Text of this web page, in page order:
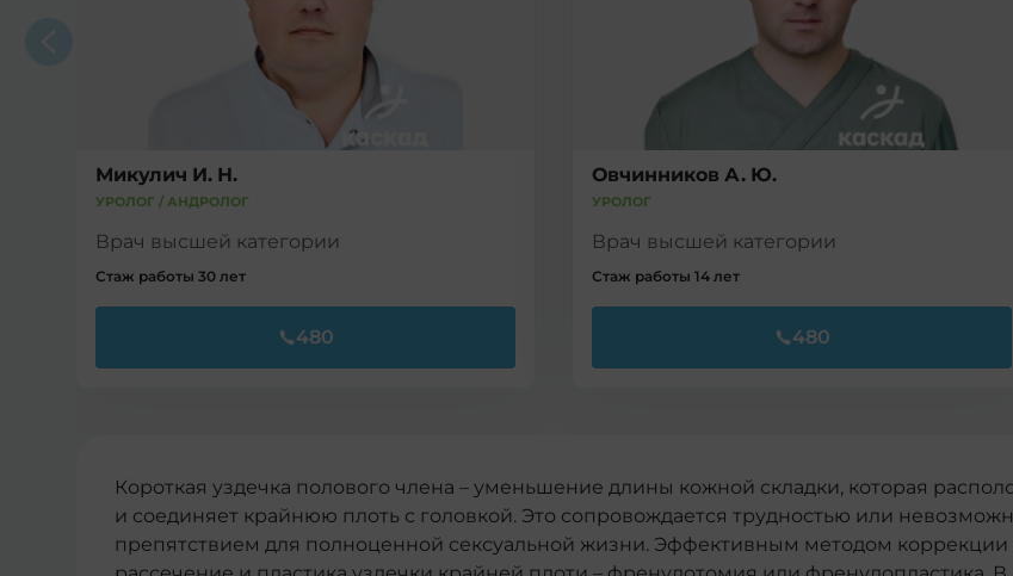
Микулич И. Н.
УРОЛОГ / АНДРОЛОГ
Врач высшей категории
Стаж работы 30 лет
480
Овчинников А. Ю.
УРОЛОГ
Врач высшей категории
Стаж работы 14 лет
480
Короткая уздечка полового члена – уменьшение длины кожной складки, которая
и соединяет крайнюю плоть с головкой. Это сопровождается трудностью или
препятствием для полноценной сексуальной жизни. Эффективным методом